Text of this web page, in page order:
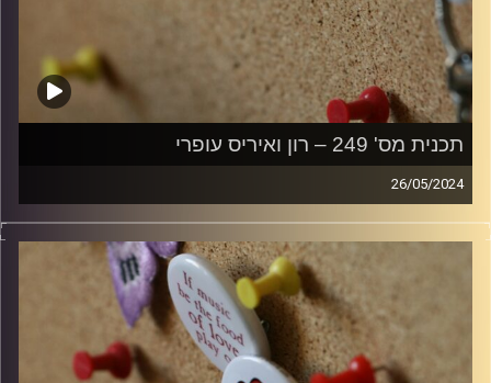
תכנית מס' 249 – רון ואיריס עופרי
26/05/2024
קלאסיקות רוק עם אורן הוף
קרדיט תמונות: włodi